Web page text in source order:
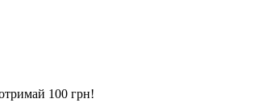
100 грн!